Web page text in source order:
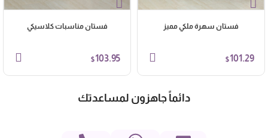
فستان سهرة ملكي مميز
$101.29
فستان مناسبات كلاسيكي
$103.95
دائماً جاهزون لمساعدتك